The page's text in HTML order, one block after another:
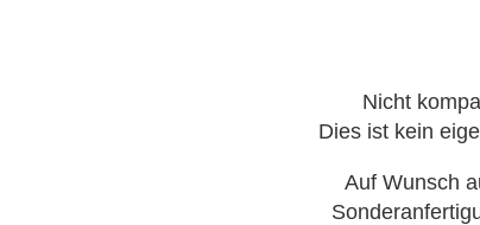
Nicht
Dies ist kein
Auf Wunsch